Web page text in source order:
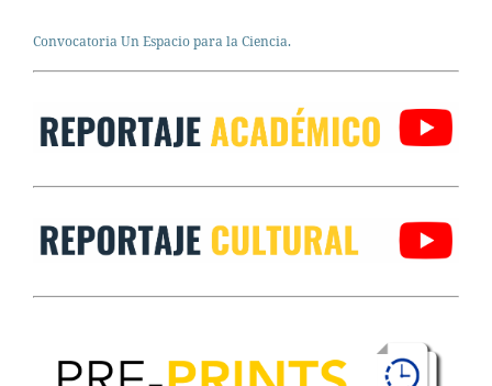
Convocatoria Un Espacio para la Ciencia.